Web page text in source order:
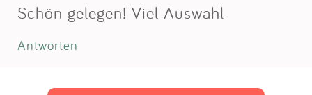
Schön gelegen! Viel Auswahl
Antworten